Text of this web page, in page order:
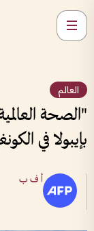
العالم
بإيبولا في
أ ف ب